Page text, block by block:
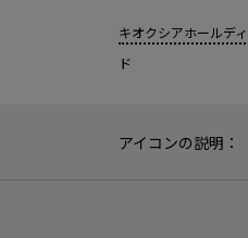
キオクシアホールデ
ド
アイコンの説明：